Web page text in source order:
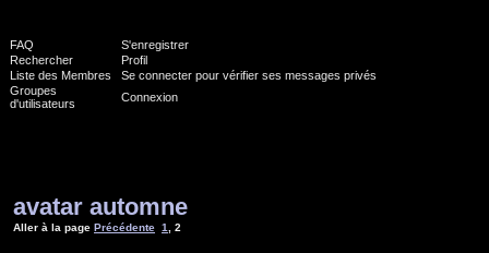
FAQ
S'enregistrer
Rechercher
Profil
Liste des Membres
Se connecter pour vérifier ses messages privés
Groupes
d'utilisateurs
Connexion
avatar automne
Aller à la page Précédente 1 2